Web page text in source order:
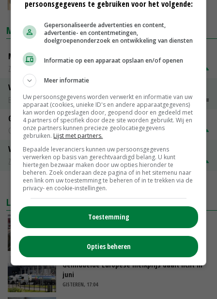
16-04-2021
MARKTPRIJZEN
Magere melkpoeder
Zuivel NL
Vleeskuikens 2001-2600 gr
Barneveld
€ 1,09~ € 1,11
Gerst
Groningen
€ 197,00
Volle melkpoeder
Zuivel NL
€ 345,00
MEER MARKTPRIJZEN
LAATSTE NIEUWS
‘Door hittegolf is aantal terugkomers bij
VANDAAG, 06:19
Gemiddelde Europese melkprijs daalt licht in
juni
GISTEREN, 17:04
persoonsgegevens te gebruiken voor het volgende:
Gepersonaliseerde advertenties en content,
advertentie- en contentmetingen,
doelgroepenonderzoek en ontwikkeling van diensten
Informatie op een apparaat opslaan en/of openen
Meer informatie
Uw persoonsgegevens worden verwerkt en informatie van uw
apparaat (cookies, unieke ID's en andere apparaatgegevens)
kan worden opgeslagen door, geopend door en gedeeld met
4 partners of specifiek door deze site worden gebruikt. Wij en
onze partners kunnen precieze geolocatiegegevens
gebruiken. Lijst met partners.
Bepaalde leveranciers kunnen uw persoonsgegevens
verwerken op basis van gerechtvaardigd belang. U kunt
hiertegen bezwaar maken door uw opties hieronder te
beheren. Zoek onderaan deze pagina of in het sitemenu naar
een link om uw toestemming te beheren of in te trekken via de
privacy- en cookie-instellingen.
Toestemming
Opties beheren